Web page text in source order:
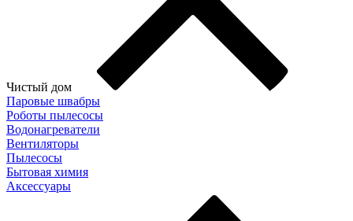
Чистый дом
Паровые швабры
Роботы пылесосы
Водонагреватели
Вентиляторы
Пылесосы
Бытовая химия
Аксессуары